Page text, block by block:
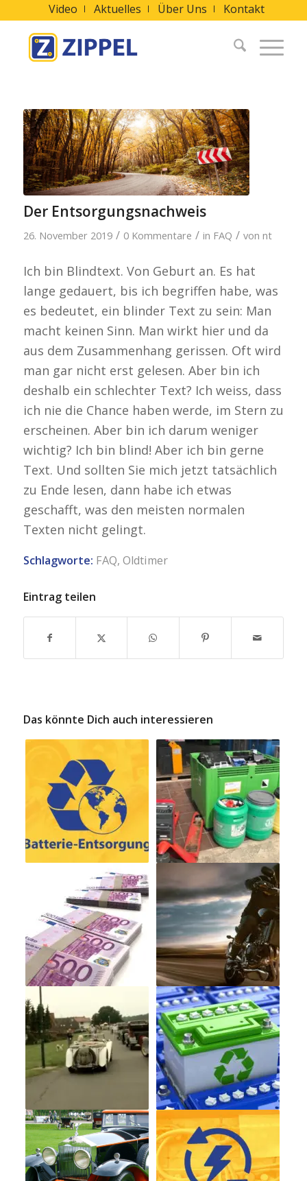
Video Aktuelles Über Uns Kontakt
Der Entsorgungsnachweis
26. November 2019 / 0 Kommentare / in FAQ / von nt
Ich bin Blindtext. Von Geburt an. Es hat
lange gedauert, bis ich begriffen habe, was
es bedeutet, ein blinder Text zu sein: Man
macht keinen Sinn. Man wirkt hier und da
aus dem Zusammenhang gerissen. Oft wird
man gar nicht erst gelesen. Aber bin ich
deshalb ein schlechter Text? Ich weiss, dass
ich nie die Chance haben werde, im Stern zu
erscheinen. Aber bin ich darum weniger
wichtig? Ich bin blind! Aber ich bin gerne
Text. Und sollten Sie mich jetzt tatsächlich
zu Ende lesen, dann habe ich etwas
geschafft, was den meisten normalen
Texten nicht gelingt.
Schlagworte: FAQ, Oldtimer
Eintrag teilen
Das könnte Dich auch interessieren